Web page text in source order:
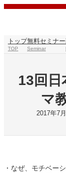
内
キ
トップ
TOP
無料セミナー
Seminar
13回日
マ
2017年7
・なぜ、モチベー